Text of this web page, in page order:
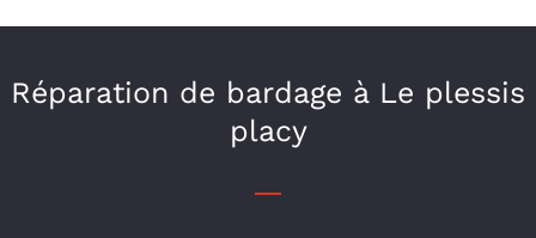
Réparation de bardage à Le plessis
placy